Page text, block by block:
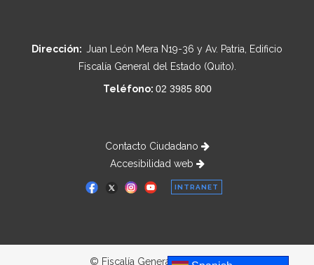
Dirección: Juan León Mera N19-36 y Av. Patria, Edificio
Fiscalía General del Estado (Quito).
Teléfono: 02 3985 800
Contacto Ciudadano
Accesibilidad web
INTRANET
© Fiscalía General del Estado